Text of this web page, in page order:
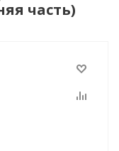
часть)